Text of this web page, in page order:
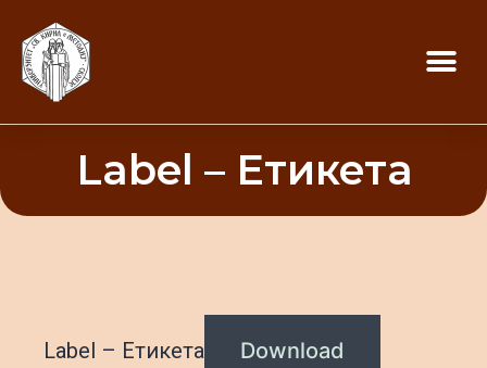
Label – Етикета
Label – Етикета Download